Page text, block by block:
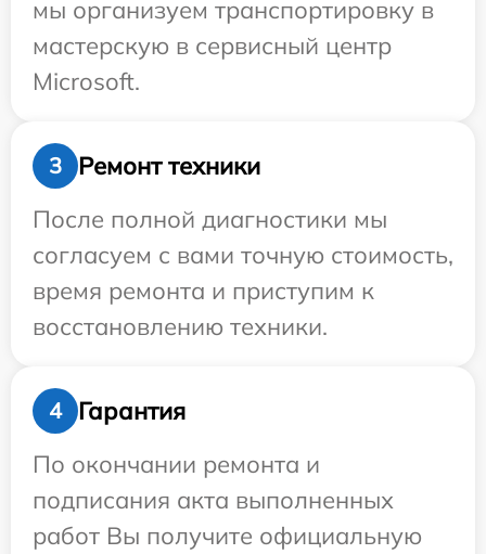
мы организуем транспортировку в
мастерскую в сервисный центр
Microsoft.
3
Ремонт техники
После полной диагностики мы
согласуем с вами точную стоимость,
время ремонта и приступим к
восстановлению техники.
4
Гарантия
По окончании ремонта и
подписания акта выполненных
работ Вы получите официальную